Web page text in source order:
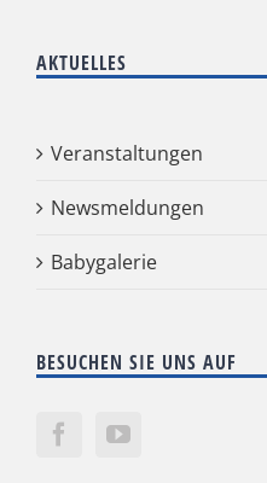
AKTUELLES
Veranstaltungen
Newsmeldungen
Babygalerie
BESUCHEN SIE UNS AUF